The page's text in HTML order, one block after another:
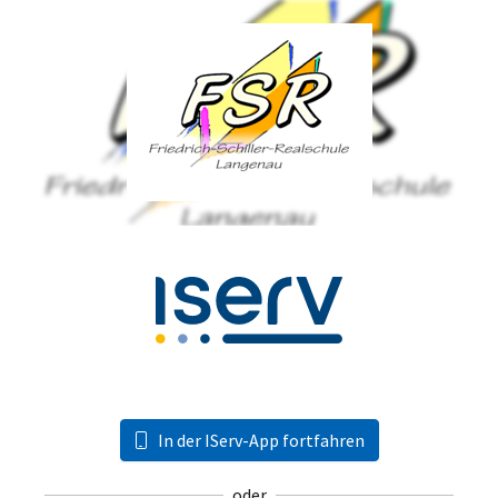
In der IServ-App fortfahren